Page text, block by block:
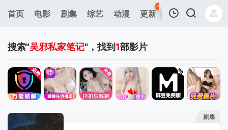
首页 电影 剧集 综艺 动漫 更新
43
热榜 APP
搜索"吴邪私家笔记"，找到 1部影片
剧集